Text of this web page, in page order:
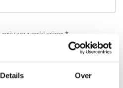
Details Over
privacyverklaring *